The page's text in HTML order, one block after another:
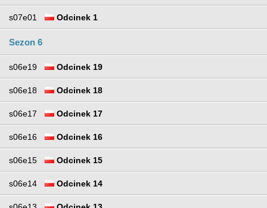
s07e01 Odcinek 1
Sezon 6
s06e19 Odcinek 19
s06e18 Odcinek 18
s06e17 Odcinek 17
s06e16 Odcinek 16
s06e15 Odcinek 15
s06e14 Odcinek 14